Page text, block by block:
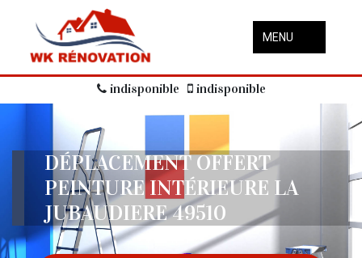
MENU
indisponible indisponible
DÉPLACEMENT OFFERT
PEINTURE INTÉRIEURE LA
JUBAUDIERE 49510